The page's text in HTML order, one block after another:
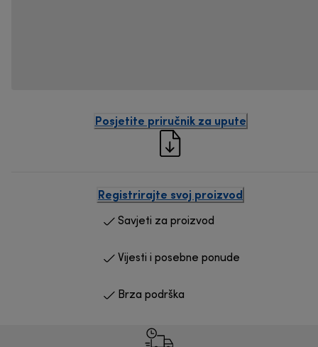
Posjetite priručnik za upute
Registrirajte svoj proizvod
Savjeti za proizvod
Vijesti i posebne ponude
Brza podrška